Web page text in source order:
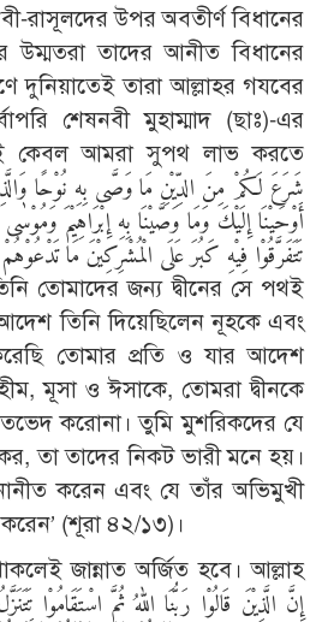
রাসূলদের উপর অবতীর্ণ বিধানের
উম্মতরা তাদের আনীত বিধানের
দুনিয়াতেই তারা আল্লাহর গযবের
শেষনবী মুহাম্মাদ (ছাঃ)-এর
কেবল আমরা সুপথ লাভ করতে
أَوْحَيْنَا إِلَيْكَ وَمَا وَصَّيْنَا بِهِ إِبْرَاهِيْمَ
تَتَفَرَّقُوْا فِيْهِ كَبُرَ عَلَى الْمُشْرِكِيْنَ مَا تَدْعُوْهُمْ
তিনি দিয়েছিলেন নূহকে এবং
তোমার প্রতি ও যার আদেশ
মূসা ও ঈসাকে, তোমরা দ্বীনকে
করোনা। তুমি মুশরিকদের যে
তা তাদের নিকট ভারী মনে হয়।
করেন এবং যে তাঁর অভিমুখী
(শূরা ৪২/১৩)।
জান্নাত অর্জিত হবে। আল্লাহ